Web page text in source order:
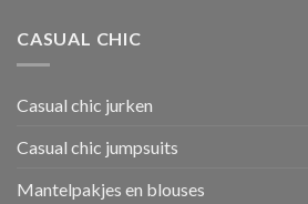
CASUAL CHIC
Casual chic jurken
Casual chic jumpsuits
Mantelpakjes en blouses